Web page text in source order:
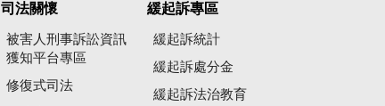
司法關懷
被害人刑事訴訟資訊
獲知平台專區
修復式司法
緩起訴專區
緩起訴統計
緩起訴處分金
緩起訴法治教育